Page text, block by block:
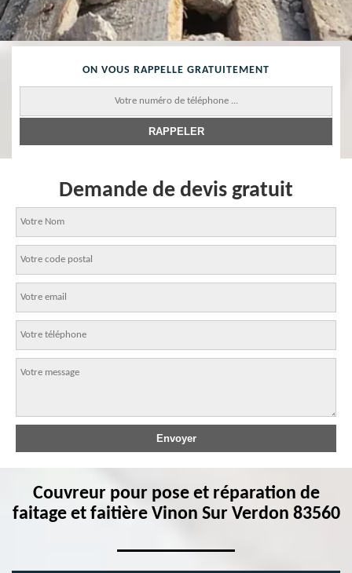
ON VOUS RAPPELLE GRATUITEMENT
Demande de devis gratuit
Couvreur pour pose et réparation de
faitage et faitière Vinon Sur Verdon 83560